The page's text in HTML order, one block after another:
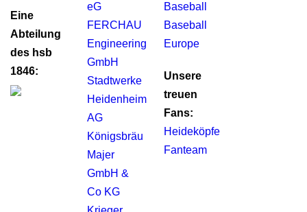
Eine
Abteilung
des hsb
1846:
eG
FERCHAU
Engineering
GmbH
Stadtwerke
Heidenheim
AG
Königsbräu
Majer
GmbH &
Co KG
Baseball
Baseball
Europe
Unsere
treuen
Fans:
Heideköpfe
Fanteam